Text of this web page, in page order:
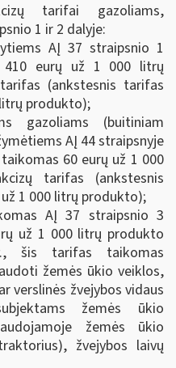
tarifai gazoliams,
1 ir 2 dalyje:
AĮ 37 straipsnio 1
410 eurų už 1 000 litrų
(ankstesnis tarifas
produkto);
gazoliams (buitiniam
AĮ 44 straipsnyje
60 eurų už 1 000
tarifas (ankstesnis
1 000 litrų produkto);
AĮ 37 straipsnio 3
už 1 000 litrų produkto
šis tarifas taikomas
žemės ūkio veiklos,
verslinės žvejybos vidaus
žemės ūkio
žemės ūkio
žvejybos laivų